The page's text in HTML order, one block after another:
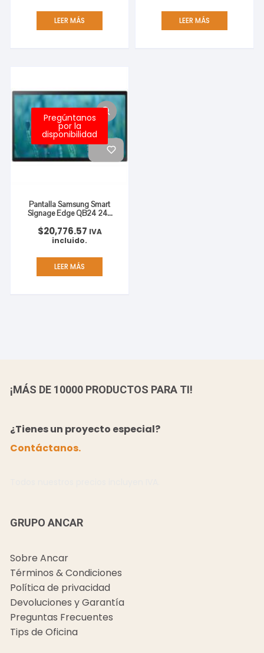
LEER MÁS LEER MÁS
Pregúntanos
por la
disponibilidad
Pantalla Samsung Smart
Signage Edge QB24 24″
1920×1080
$20,776.57 IVA
incluido.
LEER MÁS
¡MÁS DE 10000 PRODUCTOS PARA TI!
¿Tienes un proyecto especial?
Contáctanos.
GRUPO ANCAR
Sobre Ancar
Términos & Condiciones
Política de privacidad
Devoluciones y Garantía
Preguntas Frecuentes
Tips de Oficina